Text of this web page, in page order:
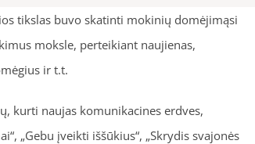
tikslas buvo skatinti mokinių domėjimąsi
moksle, perteikiant naujienas,
ir t.t.
kurti naujas komunikacines erdves,
„Gebu įveikti iššūkius“, „Skrydis svajonės